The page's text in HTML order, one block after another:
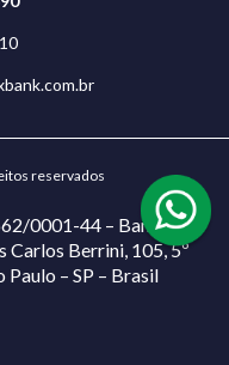
reservados
0001-44 – Banco
Carlos Berrini, 105, 5º
Paulo – SP – Brasil